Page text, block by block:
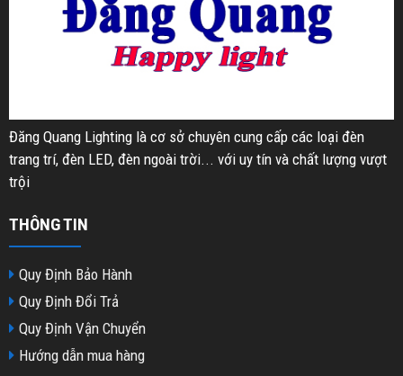
Đăng Quang Lighting là cơ sở chuyên cung cấp các loại đèn
trang trí, đèn LED, đèn ngoài trời... với uy tín và chất lượng vượt
trội
THÔNG TIN
Quy Định Bảo Hành
Quy Định Đổi Trả
Quy Định Vận Chuyển
Hướng dẫn mua hàng